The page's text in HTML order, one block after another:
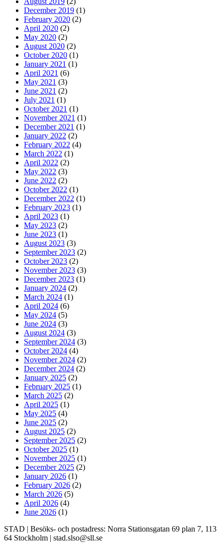
December 2019 (1)
February 2020 (2)
April 2020 (2)
May 2020 (2)
August 2020 (2)
October 2020 (1)
January 2021 (1)
April 2021 (6)
May 2021 (3)
June 2021 (2)
July 2021 (1)
October 2021 (1)
November 2021 (1)
December 2021 (1)
January 2022 (2)
February 2022 (4)
March 2022 (1)
April 2022 (2)
May 2022 (3)
June 2022 (2)
October 2022 (1)
December 2022 (1)
February 2023 (1)
April 2023 (1)
May 2023 (2)
June 2023 (1)
August 2023 (3)
September 2023 (2)
October 2023 (2)
November 2023 (3)
December 2023 (1)
January 2024 (2)
March 2024 (1)
April 2024 (6)
May 2024 (5)
June 2024 (3)
August 2024 (3)
September 2024 (3)
October 2024 (4)
November 2024 (2)
December 2024 (2)
January 2025 (2)
February 2025 (1)
March 2025 (2)
April 2025 (1)
May 2025 (4)
June 2025 (2)
August 2025 (2)
September 2025 (2)
October 2025 (1)
November 2025 (1)
December 2025 (2)
January 2026 (1)
February 2026 (2)
March 2026 (5)
April 2026 (4)
June 2026 (1)
STAD | Besöks- och postadress: Norra Stationsgatan 69 plan 7, 113
64 Stockholm | stad.slso@sll.se